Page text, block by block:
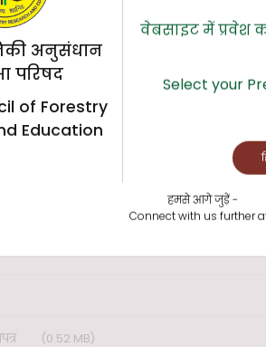
(0.52 MB)
अनुसंधान
परिषद
of Forestry
Education
वेबसाइट में प्रवेश
Select your
हमसे आगे जुड़ें -
Connect with us further